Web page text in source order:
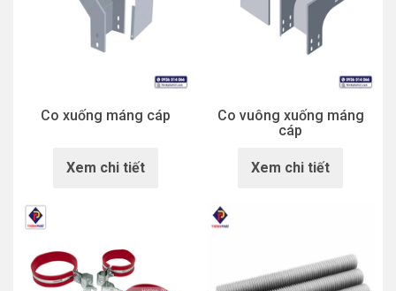
Co xuống máng cáp
Xem chi tiết
Co vuông xuống máng
cáp
Xem chi tiết